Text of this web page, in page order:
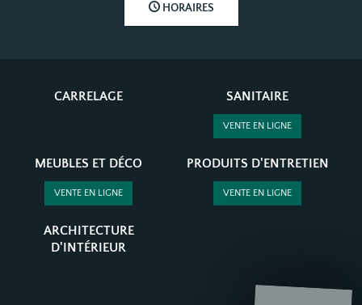
HORAIRES
CARRELAGE SANITAIRE
VENTE EN LIGNE
MEUBLES ET DÉCO
VENTE EN LIGNE
PRODUITS D'ENTRETIEN
VENTE EN LIGNE
ARCHITECTURE
D'INTÉRIEUR